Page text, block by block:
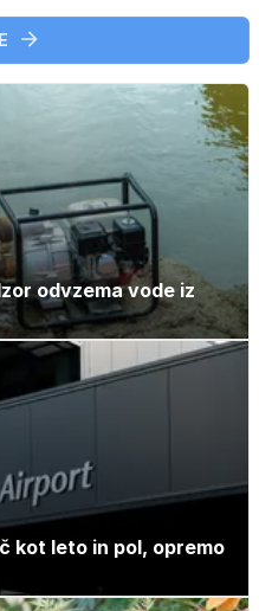
odvzema vode iz
kot leto in pol, opremo